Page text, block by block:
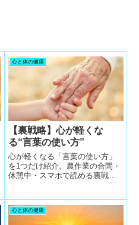
心と体の健康
【裏戦略】心が軽くな
る“言葉の使い方”
心が軽くなる「言葉の使い方」
を1つだけ紹介。農作業の合間・
休憩中・スマホで読める裏戦略
心と体の健康